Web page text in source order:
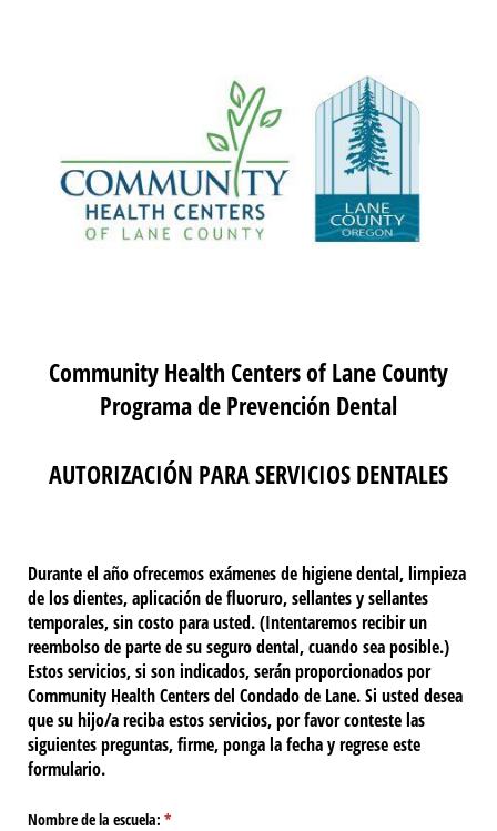
Community Health Centers of Lane County
Programa de Prevención Dental
AUTORIZACIÓN PARA SERVICIOS DENTALES
Durante el año ofrecemos exámenes de higiene dental, limpieza
de los dientes, aplicación de fluoruro, sellantes y sellantes
temporales, sin costo para usted. (Intentaremos recibir un
reembolso de parte de su seguro dental, cuando sea posible.)
Estos servicios, si son indicados, serán proporcionados por
Community Health Centers del Condado de Lane. Si usted desea
que su hijo/a reciba estos servicios, por favor conteste las
siguientes preguntas, firme, ponga la fecha y regrese este
formulario.
Nombre de la escuela: *
(necesario)